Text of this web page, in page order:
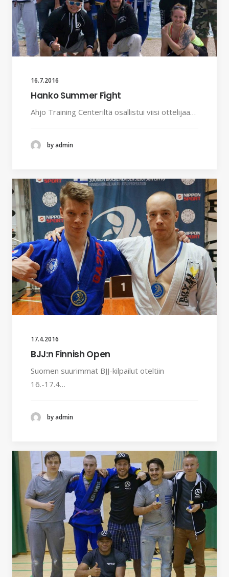
16.7.2016
Hanko Summer Fight
Ahjo Training Centeriltä osallistui viisi ottelijaa…
by admin
17.4.2016
BJJ:n Finnish Open
Suomen suurimmat BJJ-kilpailut oteltiin
16.-17.4…
by admin